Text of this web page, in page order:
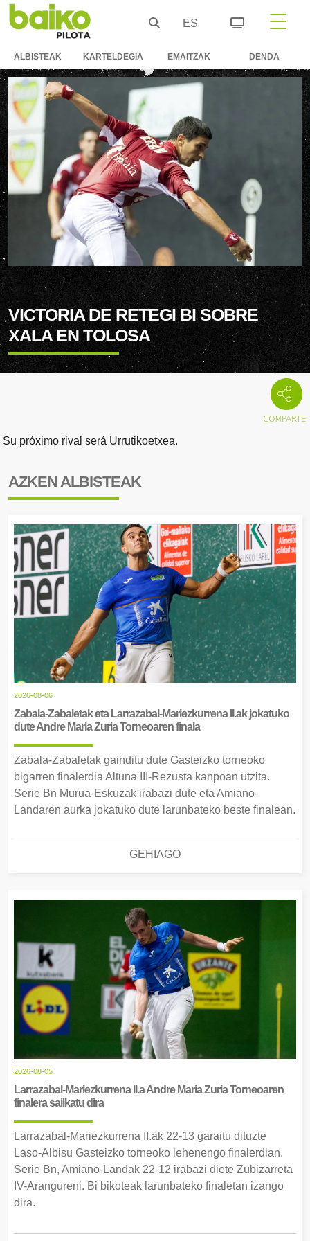
ES
ALBISTEAK KARTELDEGIA EMAITZAK DENDA
VICTORIA DE RETEGI BI SOBRE
XALA EN TOLOSA
Su próximo rival será Urrutikoetxea.
AZKEN ALBISTEAK
2026-08-06
Zabala-Zabaletak eta Larrazabal-Mariezkurrena II.ak jokatuko
dute Andre Maria Zuria Torneoaren finala
Zabala-Zabaletak gainditu dute Gasteizko torneoko
bigarren finalerdia Altuna III-Rezusta kanpoan utzita.
Serie Bn Murua-Eskuzak irabazi dute eta Amiano-
Landaren aurka jokatuko dute larunbateko beste finalean.
GEHIAGO
2026-08-05
Larrazabal-Mariezkurrena II.a Andre Maria Zuria Torneoaren
finalera sailkatu dira
Larrazabal-Mariezkurrena II.ak 22-13 garaitu dituzte
Laso-Albisu Gasteizko torneoko lehenengo finalerdian.
Serie Bn, Amiano-Landak 22-12 irabazi diete Zubizarreta
IV-Arangureni. Bi bikoteak larunbateko finaletan izango
dira.